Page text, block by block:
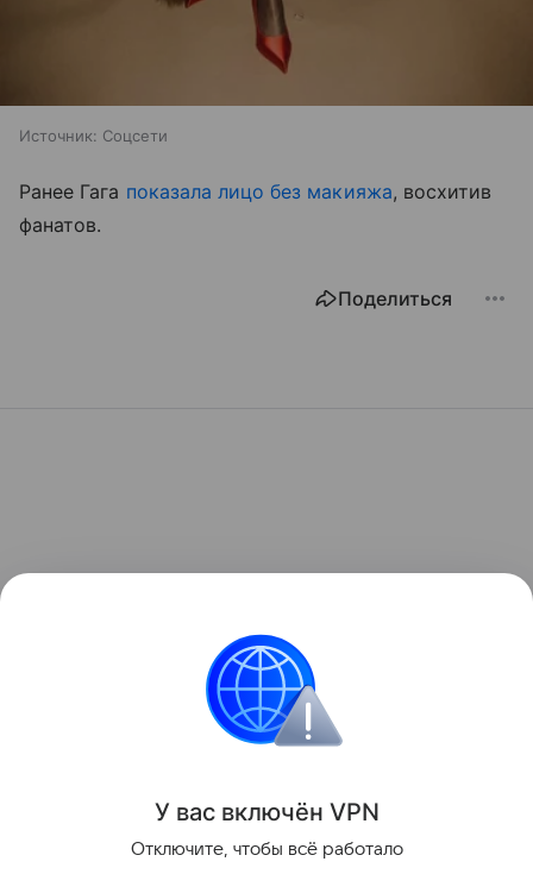
Источник: Соцсети
Ранее Гага показала лицо без макияжа, восхитив
фанатов.
Поделиться
У вас включён VPN
Отключите, чтобы всё работало